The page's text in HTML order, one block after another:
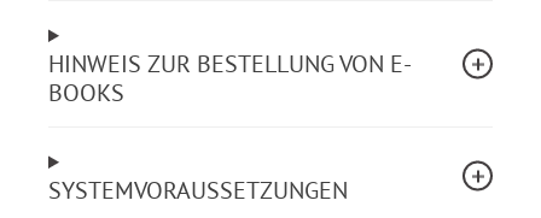
allgemeiner Verwaltungsdienst
Auslegung ausgesuchter Tätigkeitsmerkmale des
korrekten Eingruppierung
HINWEIS ZUR BESTELLUNG VON E-
BOOKS
SYSTEMVORAUSSETZUNGEN